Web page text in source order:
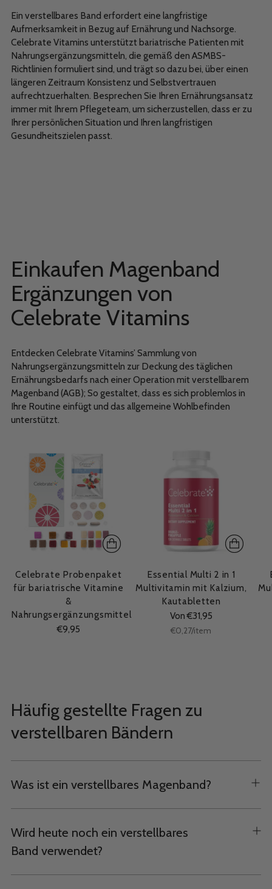
Ein verstellbares Band erfordert eine langfristige
Aufmerksamkeit in Bezug auf Ernährung und Nachsorge.
Celebrate Vitamins unterstützt bariatrische Patienten mit
Nahrungsergänzungsmitteln, die gemäß den ASMBS-
Richtlinien formuliert sind, und trägt so dazu bei, über einen
längeren Zeitraum Konsistenz und Selbstvertrauen
aufrechtzuerhalten. Besprechen Sie Ihren Ernährungsansatz
immer mit Ihrem Pflegeteam, um sicherzustellen, dass er zu
Ihrer persönlichen Situation und Ihren langfristigen
Gesundheitszielen passt.
Einkaufen Magenband
Ergänzungen von
Celebrate Vitamins
Entdecken Celebrate Vitamins’ Sammlung von
Nahrungsergänzungsmitteln zur Deckung des täglichen
Ernährungsbedarfs nach einer Operation mit verstellbarem
Magenband (AGB); So gestaltet, dass es sich problemlos in
Ihre Routine einfügt und das allgemeine Wohlbefinden
unterstützt.
Celebrate Probenpaket
für bariatrische Vitamine
&
Nahrungsergänzungsmittel
€9,95
Essential Multi 2 in 1
Multivitamin mit Kalzium,
Kautabletten
Von €31,95
Stückpreis
€0,27/per
item
Häufig gestellte Fragen zu
verstellbaren Bändern
Was ist ein verstellbares Magenband?
Wird heute noch ein verstellbares
Band verwendet?